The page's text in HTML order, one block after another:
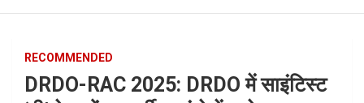
RECOMMENDED
DRDO-RAC 2025: DRDO में साइंटिस्ट